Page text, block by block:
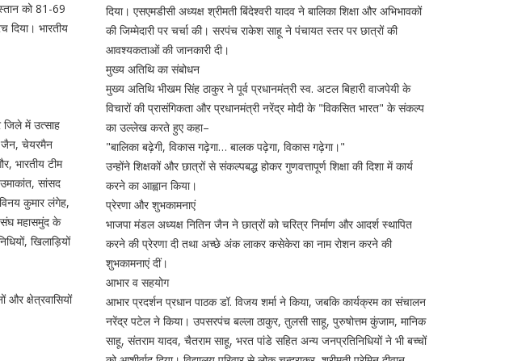
को 81-69
भारतीय
जिले में उत्साह
जैन, चेयरमैन
भारतीय टीम
सांसद
कुमार लंगेह,
महासमुंद के
खिलाड़ियों
और क्षेत्रवासियों
दिया। एसएमडीसी अध्यक्ष श्रीमती बिंदेश्वरी यादव ने बालिका शिक्षा और अभिभावकों
की जिम्मेदारी पर चर्चा की। सरपंच राकेश साहू ने पंचायत स्तर पर छात्रों की
आवश्यकताओं की जानकारी दी।
मुख्य अतिथि का संबोधन
मुख्य अतिथि भीखम सिंह ठाकुर ने पूर्व प्रधानमंत्री स्व. अटल बिहारी वाजपेयी के
विचारों की प्रासंगिकता और प्रधानमंत्री नरेंद्र मोदी के "विकसित भारत" के संकल्प
का उल्लेख करते हुए कहा–
"बालिका बढ़ेगी, विकास गढ़ेगा… बालक पढ़ेगा, विकास गढ़ेगा।"
उन्होंने शिक्षकों और छात्रों से संकल्पबद्ध होकर गुणवत्तापूर्ण शिक्षा की दिशा में कार्य
करने का आह्वान किया।
प्रेरणा और शुभकामनाएं
भाजपा मंडल अध्यक्ष नितिन जैन ने छात्रों को चरित्र निर्माण और आदर्श स्थापित
करने की प्रेरणा दी तथा अच्छे अंक लाकर कसेकेरा का नाम रोशन करने की
शुभकामनाएं दीं।
आभार व सहयोग
आभार प्रदर्शन प्रधान पाठक डॉ. विजय शर्मा ने किया, जबकि कार्यक्रम का संचालन
नरेंद्र पटेल ने किया। उपसरपंच बल्ला ठाकुर, तुलसी साहू, पुरुषोत्तम कुंजाम, मानिक
साहू, संतराम यादव, चैतराम साहू, भरत पांडे सहित अन्य जनप्रतिनिधियों ने भी बच्चों